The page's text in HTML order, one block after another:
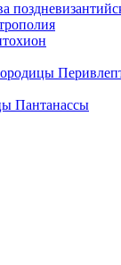
Пантанассы